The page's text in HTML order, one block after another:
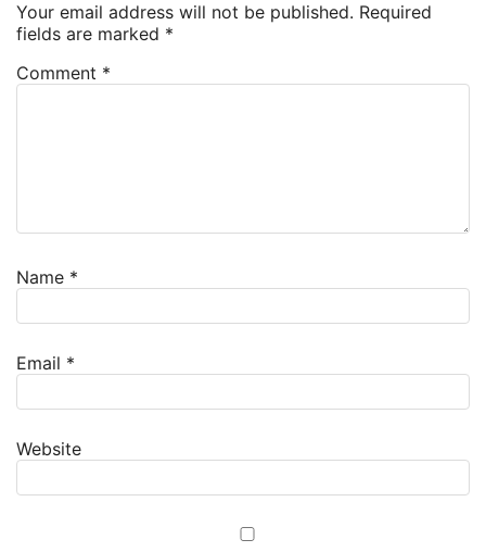
Your email address will not be published. Required
fields are marked *
Comment *
Name *
Email *
Website